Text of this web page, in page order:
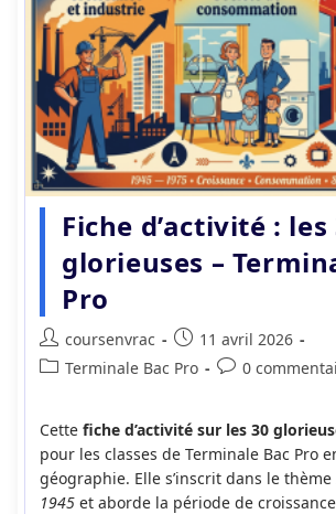
Fiche d’activité : les
glorieuses –
Pro
Auteur/autrice
de
coursenvrac
Publication
publiée :
11 avril 2026
PostTerminale Bac Pro
Commentaires
publication :
0
Cette fiche d’activité sur les 30
pour les classes de Terminale Bac Pro
géographie. Elle s’inscrit dans le thème
1945et aborde la période de